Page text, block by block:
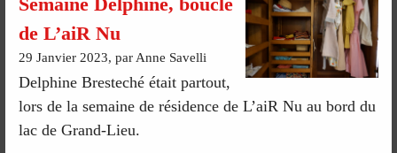
de L’aiR Nu
29 Janvier 2023, par Anne Savelli
Delphine Bresteché était partout,
lors de la semaine de résidence de L’aiR Nu au bord du
lac de Grand-Lieu.